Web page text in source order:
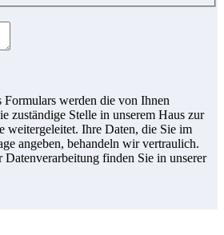
Formulars werden die von Ihnen
zuständige Stelle in unserem Haus zur
weitergeleitet. Ihre Daten, die Sie im
angeben, behandeln wir vertraulich.
finden Sie in unserer